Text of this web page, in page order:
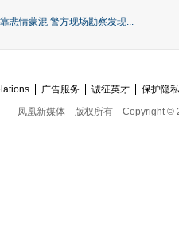
悲情蒙混 警方现场勘察发现...
广告服务 诚征英才
保护隐
凤凰新媒体
版权所有 Copyright ©